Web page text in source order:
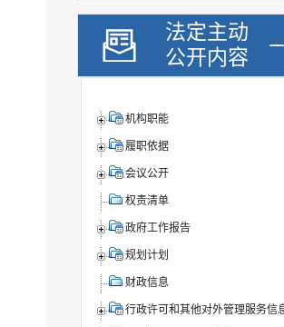
法定主动
公开内容
机构职能
履职依据
会议公开
权责清单
政府工作报告
规划计划
财政信息
行政许可和其他对外管理服务信